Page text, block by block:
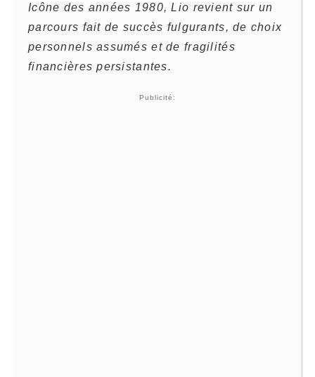
Icône des années 1980, Lio revient sur un
parcours fait de succès fulgurants, de choix
personnels assumés et de fragilités
financières persistantes.
Publicité: